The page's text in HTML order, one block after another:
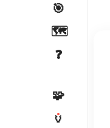
🎯
🗺️
❓
🧩
🏺